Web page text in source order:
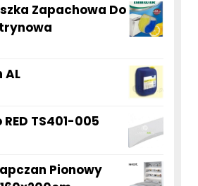
Zapachowa Do
AL
TS401-005
Pionowy